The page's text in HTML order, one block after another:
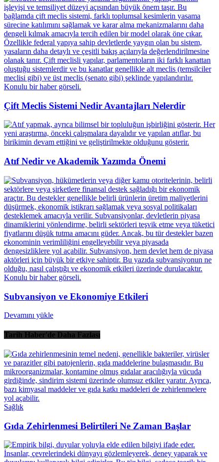
Çift Meclis Sistemi Nedir Avantajları Nelerdir
Atıf Nedir ve Akademik Yazımda Önemi
Subvansiyon ve Ekonomiye Etkileri
Devamını yükle
Tarih Haber'de Daha Fazlası
Sağlık
Gıda Zehirlenmesi Belirtileri Ne Zaman Başlar